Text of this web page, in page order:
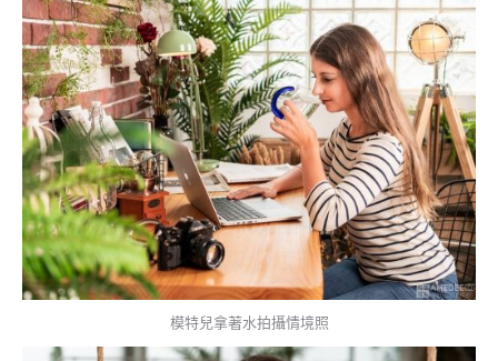
模特兒拿著水拍攝情境照